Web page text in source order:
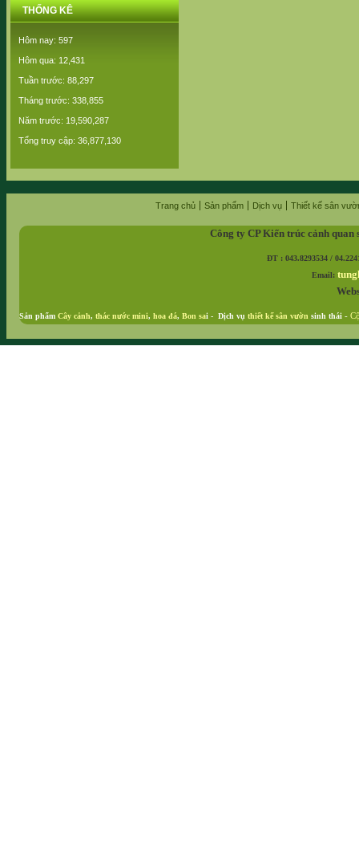
THỐNG KÊ
Hôm nay: 597
Hôm qua: 12,431
Tuần trước: 88,297
Tháng trước: 338,855
Năm trước: 19,590,287
Tổng truy cập: 36,877,130
Trang chủ Sản phẩm Dịch vụ Thiết kế sân
Công ty CP Kiến trúc cảnh
ĐT : 043.8293534 /
Email:
Sản phẩm Cây cảnh, thác nước mini, hoa đá, Bon sai - Dịch vụ thiết kế sân vườn sinh thái -